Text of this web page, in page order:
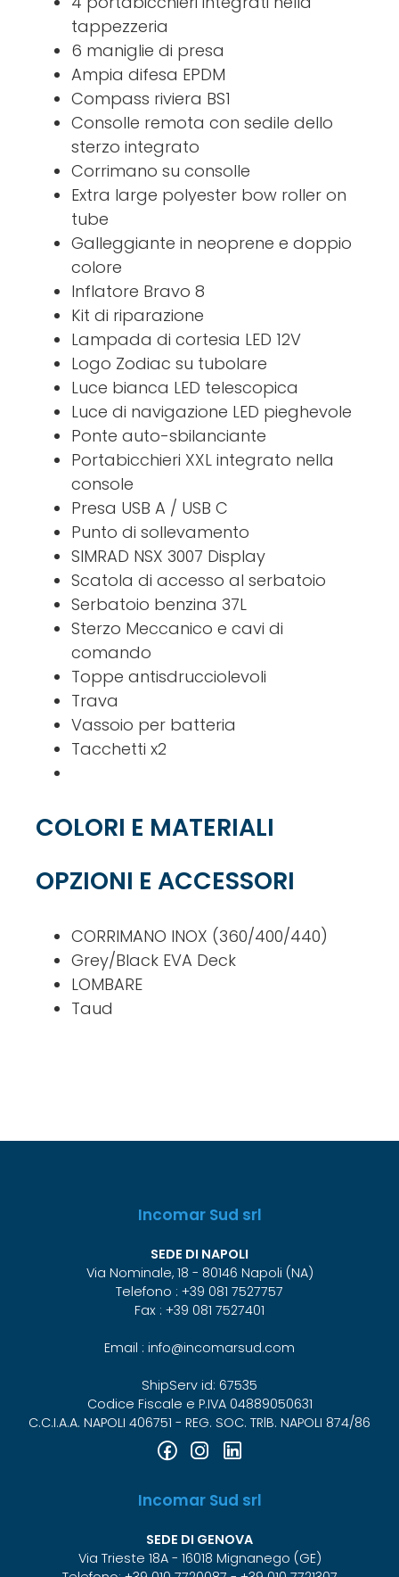
tappezzeria
6 maniglie di presa
Ampia difesa EPDM
Compass riviera BS1
Consolle remota con sedile dello
sterzo integrato
Corrimano su consolle
Extra large polyester bow roller on
tube
Galleggiante in neoprene e doppio
colore
Inflatore Bravo 8
Kit di riparazione
Lampada di cortesia LED 12V
Logo Zodiac su tubolare
Luce bianca LED telescopica
Luce di navigazione LED pieghevole
Ponte auto-sbilanciante
Portabicchieri XXL integrato nella
console
Presa USB A / USB C
Punto di sollevamento
SIMRAD NSX 3007 Display
Scatola di accesso al serbatoio
Serbatoio benzina 37L
Sterzo Meccanico e cavi di
comando
Toppe antisdrucciolevoli
Trava
Vassoio per batteria
Tacchetti x2
COLORI E MATERIALI
OPZIONI E ACCESSORI
CORRIMANO INOX (360/400/440)
Grey/Black EVA Deck
LOMBARE
Taud
Incomar Sud srl
SEDE DI NAPOLI
Via Nominale, 18 - 80146 Napoli (NA)
Telefono : +39 081 7527757
Fax : +39 081 7527401
Email : info@incomarsud.com
ShipServ id: 67535
Codice Fiscale e P.IVA 04889050631
C.C.I.A.A. NAPOLI 406751 - REG. SOC. TRlB. NAPOLI 874/86
Incomar Sud srl
SEDE DI GENOVA
Via Trieste 18A - 16018 Mignanego (GE)